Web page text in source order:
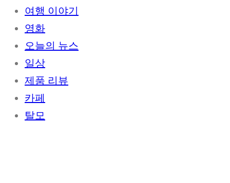
여행 이야기
영화
오늘의 뉴스
일상
제품 리뷰
카페
탈모